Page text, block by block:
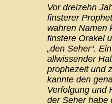
Vor dreizehn
finsterer
wahren Namen
finstere Orakel
„den Seher“.
allwissender
prophezeit und
kannte den
Verfolgung und
der Seher habe